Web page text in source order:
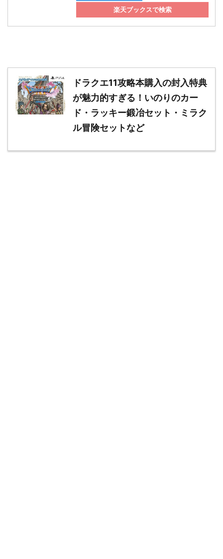
楽天ブックスで検索
ドラクエ11攻略本購入の封入特典
が魅力的すぎる！いのりのカー
ド・ラッキー鍛冶セット・ミラク
ル冒険セットなど